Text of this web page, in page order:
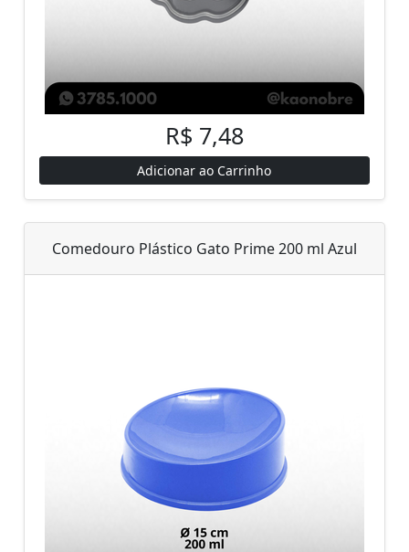
R$ 7,48
Adicionar ao Carrinho
Comedouro Plástico Gato Prime 200 ml Azul